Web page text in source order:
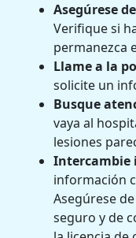
Asegúrese
Verifique si
permanezca
Llame a la
solicite un
Busque
vaya al
lesiones
Intercambie
información
Asegúrese
seguro y de